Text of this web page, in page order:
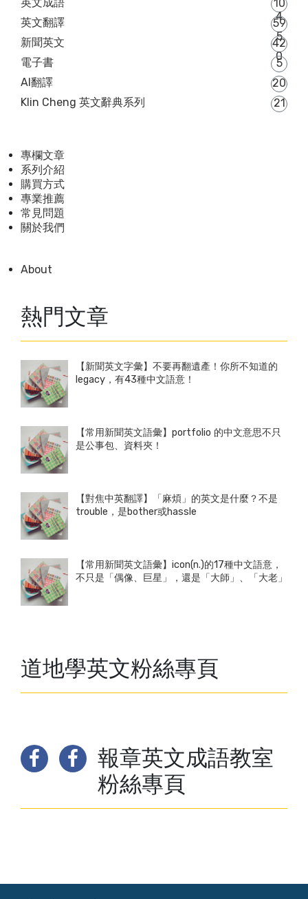
10
4
英文翻譯
59
5
新聞英文
42
0
電子書
5
AI翻譯
20
Klin Cheng 英文辭典系列
21
專欄文章
系列介紹
購買方式
專業推薦
常見問題
關於我們
About
熱門文章
【新聞英文字彙】不要再翻遺產！你所不知道的
legacy，有43種中文語意！
【常用新聞英文語彙】portfolio 的中文意思不只
是公事包、資料夾！
【對焦中英翻譯】「麻煩」的英文是什麼？不是
trouble，是bother或hassle
【常用新聞英文語彙】icon(n.)的17種中文語意，
不只是「偶像、巨星」，還是「大師」、「大老」
道地學英文粉絲專頁
報章英文成語教室
粉絲專頁